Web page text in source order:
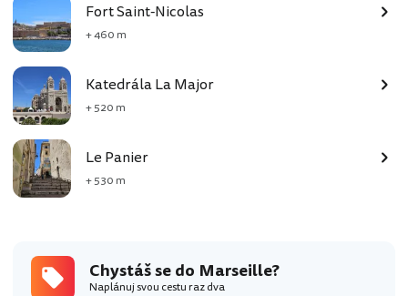
Fort Saint-Nicolas
+ 460 m
Katedrála La Major
+ 520 m
Le Panier
+ 530 m
Chystáš se do Marseille?
Naplánuj svou cestu raz dva